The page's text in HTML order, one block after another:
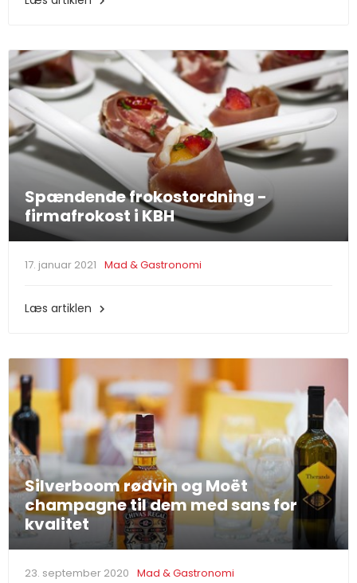
Spændende frokostordning -
firmafrokost i KBH
17. januar 2021 Mad & Gastronomi
Læs artiklen 
Silverboom rødvin og Moët
champagne til dem med sans for
kvalitet
23. september 2020 Mad & Gastronomi